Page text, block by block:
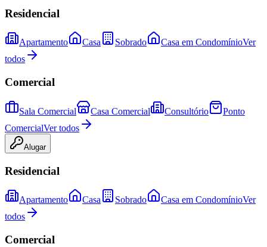
Residencial
Apartamento Casa Sobrado Casa em CondomínioVer
todos
Comercial
Sala Comercial Casa Comercial Consultório
Ponto
ComercialVer todos
Alugar
Residencial
Apartamento Casa Sobrado Casa em CondomínioVer
todos
Comercial